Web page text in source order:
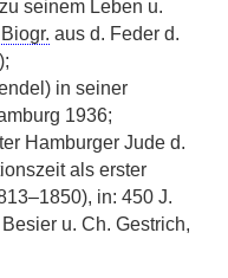
zu seinem Leben u.
Biogr. aus d. Feder d.
);
in seiner
1936;
Hamburger Jude d.
als erster
in: 450 J.
u. Ch. Gestrich,